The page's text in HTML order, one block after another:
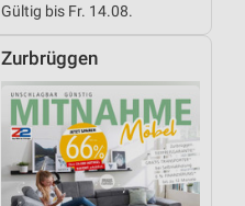
Gültig bis Fr. 14.08.
Zurbrüggen